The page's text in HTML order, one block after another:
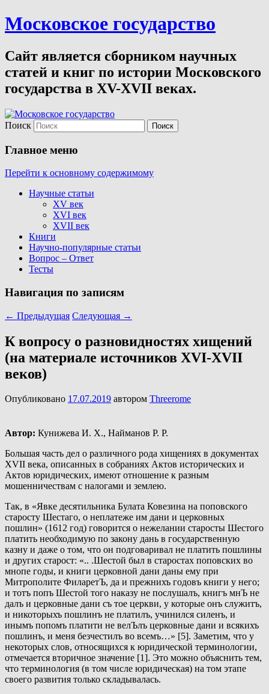
Московское государство
Сайт является сборником научных
статей и книг по истории Московского
государства в XV-XVII веках.
Поиск
Главное меню
Перейти к основному содержимому
Научные статьи
XV век
XVI век
XVII век
Книги
Научно-популярные статьи
Вопрос – Ответ
Тесты
Навигация по записям
← Предыдущая Следующая →
К вопросу о разновидностях хищений
(на материале источников XVI-XVII
веков)
Опубликовано 17.07.2019 автором Threerome
Автор: Кунижева И. Х., Найманов Р. Р.
Большая часть дел о различного рода хищениях в документах
XVII века, описанных в собраниях Актов исторических и
Актов юридических, имеют отношение к разным
мошенничествам с налогами и землею.
Так, в «Явке десятильника Булата Ковезина на поповского
старосту Шестаго, о неплатеже им дани и церковных
пошлин» (1612 год) говорится о нежелании старосты Шестого
платить необходимую по закону дань в государственную
казну и даже о том, что он подговаривал не платить пошлины
и других старост: «.. .Шестой был в старостах поповских во
мнопе годы, и книги церковной дани даны ему при
Митрополите ФиларетЪ, да и прежнихъ годовъ книги у него;
и тотъ попъ Шестой того наказу не послушалъ, книгъ мнЪ не
далъ и церковные дани съ тое церкви, у которые онъ служитъ,
и никоторыхъ пошлинъ не платилъ, учинился силенъ, и
инымъ попомъ платити не велЪлъ церковные дани и всякихъ
пошлинъ, и меня безчестилъ во всемъ…» [5]. Заметим, что у
некоторых слов, относящихся к юридической терминологии,
отмечается вторичное значение [1]. Это можно объяснить тем,
что терминология (в том числе юридическая) на том этапе
своего развития только складывалась.